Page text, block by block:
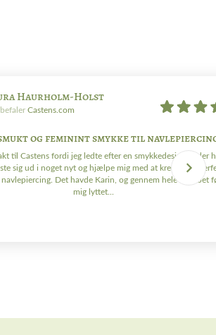
Haurholm-Holst
Castens.com
og feminint smykke til
til Castens fordi jeg ledte efter en smykkedesigner, der
sig ud i noget nyt og hjælpe mig med at kreere det
Det havde Karin, og gennem hele forløbet
mig lyttet...